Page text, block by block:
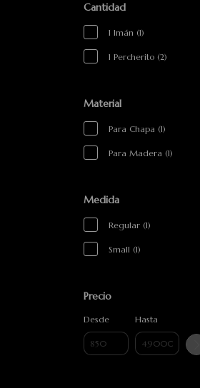
Cantidad
1 Imán (1)
1 Percherito (2)
Material
Para Chapa (1)
Para Madera (1)
Medida
Regular (1)
Small (1)
Precio
Desde Hasta